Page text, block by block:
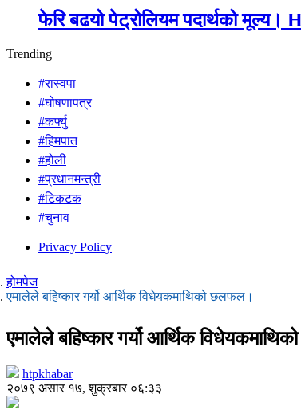
फेरि बढयो पेट्रोलियम पदार्थको
Trending
#रास्वपा
#घोषणापत्र
#कर्फ्यु
#हिमपात
#होली
#प्रधानमन्त्री
#टिकटक
#चुनाव
Privacy Policy
होमपेज
एमालेले बहिष्कार गर्यो आर्थिक विधेयकमाथिको छलफल।
एमालेले बहिष्कार गर्यो आर्थिक
htpkhabar
२०७९ असार १७, शुक्रबार ०६:३३